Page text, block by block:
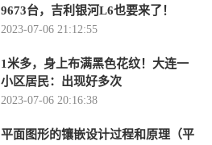
9673台，吉利银河L6也要来了！
2023-07-06 21:12:55
1米多，身上布满黑色花纹！大连一
小区居民：出现好多次
2023-07-06 20:16:38
平面图形的镶嵌设计过程和原理（平